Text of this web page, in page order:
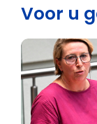
Voor u